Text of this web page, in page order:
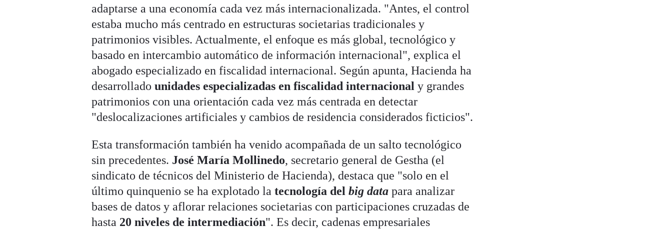
adaptarse a una economía cada vez más internacionalizada. "Antes, el control
estaba mucho más centrado en estructuras societarias tradicionales y
patrimonios visibles. Actualmente, el enfoque es más global, tecnológico y
basado en intercambio automático de información internacional", explica el
abogado especializado en fiscalidad internacional. Según apunta, Hacienda ha
desarrolladounidades especializadas en fiscalidad internacional y grandes
patrimonios con una orientación cada vez más centrada en detectar
"deslocalizaciones artificiales y cambios de residencia considerados ficticios".
Esta transformación también ha venido acompañada de un salto tecnológico
sin precedentes. José María Mollinedo, secretario general de Gestha (el
sindicato de técnicos del Ministerio de Hacienda), destaca que "solo en el
último quinquenio se ha explotado latecnología delbig data para analizar
bases de datos y aflorar relaciones societarias con participaciones cruzadas de
hasta 20 niveles de intermediación". Es decir, cadenas empresariales